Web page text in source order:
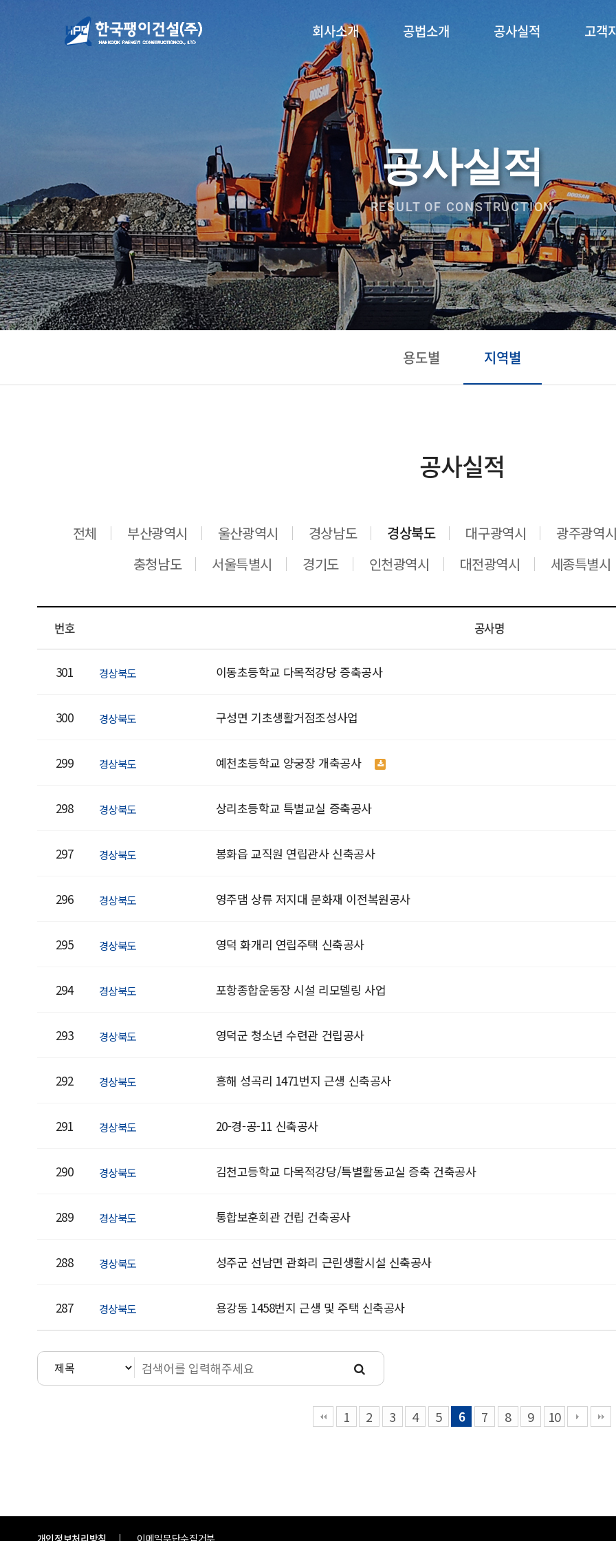
회사소개 공법소개 공사실적 고객
공사실적
RESULT OF CONSTRUCTION
용도별 지역별
공사실적
전체 부산광역시 울산광역시 경상남도 경상북도 대구광역시
광주광역
충청남도
서울특별시 경기도 인천광역시 대전광역시 세종특별시
번호 공사명
301 경상북도 이동초등학교 다목적강당 증축공사
300 경상북도 구성면 기초생활거점조성사업
299 경상북도 예천초등학교 양궁장 개축공사
298 경상북도 상리초등학교 특별교실 증축공사
297 경상북도 봉화읍 교직원 연립관사 신축공사
296 경상북도 영주댐 상류 저지대 문화재 이전복원공사
295 경상북도 영덕 화개리 연립주택 신축공사
294 경상북도 포항종합운동장 시설 리모델링 사업
293 경상북도 영덕군 청소년 수련관 건립공사
292 경상북도 흥해 성곡리 1471번지 근생 신축공사
291 경상북도 20-경-공-11 신축공사
290 경상북도 김천고등학교 다목적강당/특별활동교실 증축 건축공사
289 경상북도 통합보훈회관 건립 건축공사
288 경상북도 성주군 선남면 관화리 근린생활시설 신축공사
287 경상북도 용강동 1458번지 근생 및 주택 신축공사
1 2 3 4 5 6 7 8 9 10